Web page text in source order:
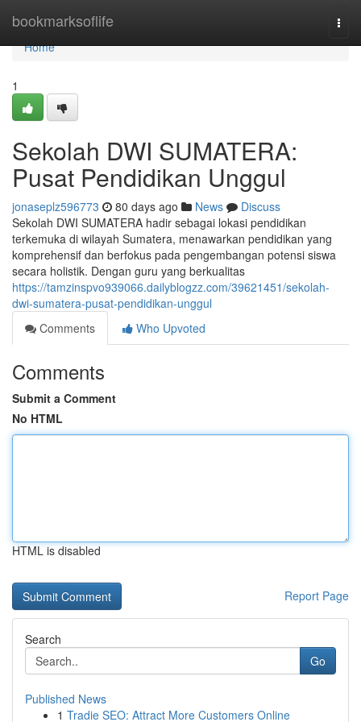
bookmarksoflife
Home
Home
1
Sekolah DWI SUMATERA:
Pusat Pendidikan Unggul
jonaseplz596773 80 days ago News
Discuss
Sekolah DWI SUMATERA hadir sebagai lokasi pendidikan
terkemuka di wilayah Sumatera, menawarkan pendidikan yang
komprehensif dan berfokus pada pengembangan potensi siswa
secara holistik. Dengan guru yang berkualitas
https://tamzinspvo939066.dailyblogzz.com/39621451/sekolah-
dwi-sumatera-pusat-pendidikan-unggul
Comments
Who Upvoted
Comments
Submit a Comment
No HTML
HTML is disabled
Report Page
Search
Go
Published News
1 Tradie SEO: Attract More Customers Online